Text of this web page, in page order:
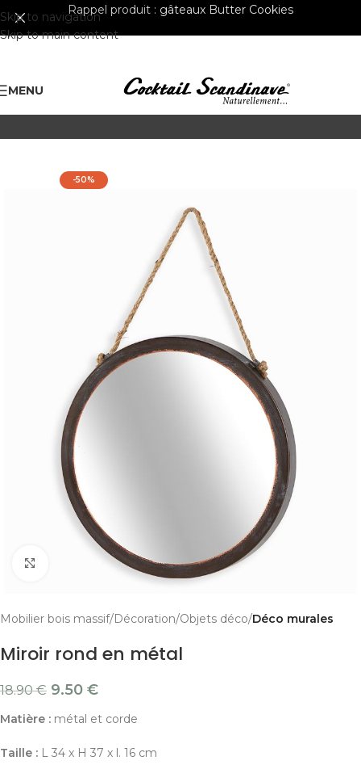
Skip to navigation
Skip to main content
Rappel produit : gâteaux Butter Cookies
MENU
-50%
Cliquer pour agrandir
Mobilier bois massif Décoration Objets déco Déco murales
Miroir rond en métal
18.90€ 9.50 €
Matière : métal et corde
Taille : L 34 x H 37 x l. 16 cm